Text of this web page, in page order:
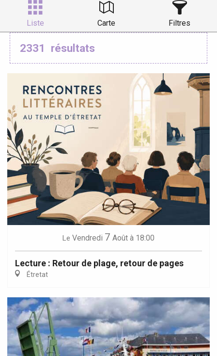
Liste Carte Filtres
2331 résultats
Le Vendredi 7 Août à 18:00
Lecture : Retour de plage, retour de pages
Étretat